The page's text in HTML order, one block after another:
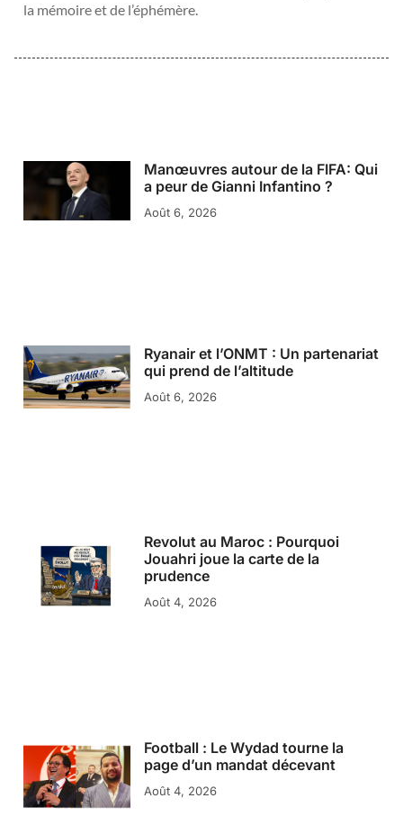
la mémoire et de l’éphémère.
Manœuvres autour de la FIFA: Qui
a peur de Gianni Infantino ?
Août 6, 2026
Ryanair et l’ONMT : Un partenariat
qui prend de l’altitude
Août 6, 2026
Revolut au Maroc : Pourquoi
Jouahri joue la carte de la
prudence
Août 4, 2026
Football : Le Wydad tourne la
page d’un mandat décevant
Août 4, 2026